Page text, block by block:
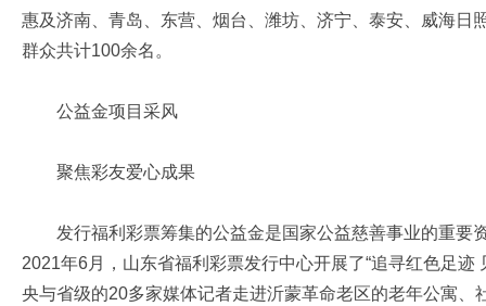
惠及济南、青岛、东营、烟台、潍坊、济宁、泰安、威海日
群众共计100余名。
公益金项目采风
聚焦彩友爱心成果
发行福利彩票筹集的公益金是国家公益慈善事业的重要
2021年6月，山东省福利彩票发行中心开展了“追寻红色足
央与省级的20多家媒体记者走进沂蒙革命老区的老年公寓